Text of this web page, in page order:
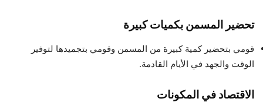
تحضير المسمن بكميات كبيرة
قومي بتحضير كمية كبيرة من المسمن وقومي بتجميدها لتوفير
الوقت والجهد في الأيام القادمة.
الاقتصاد في المكونات